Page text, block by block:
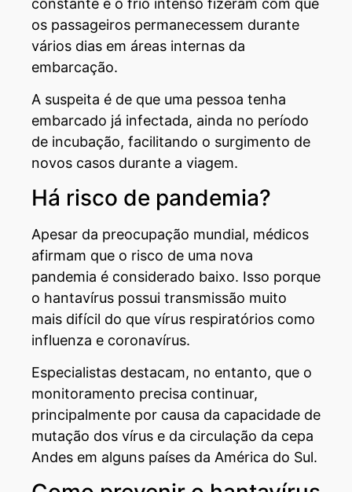
constante e o frio intenso fizeram com que
os passageiros permanecessem durante
vários dias em áreas internas da
embarcação.
A suspeita é de que uma pessoa tenha
embarcado já infectada, ainda no período
de incubação, facilitando o surgimento de
novos casos durante a viagem.
Há risco de pandemia?
Apesar da preocupação mundial, médicos
afirmam que o risco de uma nova
pandemia é considerado baixo. Isso porque
o hantavírus possui transmissão muito
mais difícil do que vírus respiratórios como
influenza e coronavírus.
Especialistas destacam, no entanto, que o
monitoramento precisa continuar,
principalmente por causa da capacidade de
mutação dos vírus e da circulação da cepa
Andes em alguns países da América do Sul.